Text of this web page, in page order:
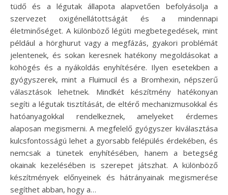
tüdő és a légutak állapota alapvetően befolyásolja a
szervezet oxigénellátottságát és a mindennapi
életminőséget. A különböző légúti megbetegedések, mint
például a hörghurut vagy a megfázás, gyakori problémát
jelentenek, és sokan keresnek hatékony megoldásokat a
köhögés és a nyákoldás enyhítésére. Ilyen esetekben a
gyógyszerek, mint a Fluimucil és a Bromhexin, népszerű
választások lehetnek. Mindkét készítmény hatékonyan
segíti a légutak tisztítását, de eltérő mechanizmusokkal és
hatóanyagokkal rendelkeznek, amelyeket érdemes
alaposan megismerni. A megfelelő gyógyszer kiválasztása
kulcsfontosságú lehet a gyorsabb felépülés érdekében, és
nemcsak a tünetek enyhítésében, hanem a betegség
okainak kezelésében is szerepet játszhat. A különböző
készítmények előnyeinek és hátrányainak megismerése
segíthet abban, hogy a…